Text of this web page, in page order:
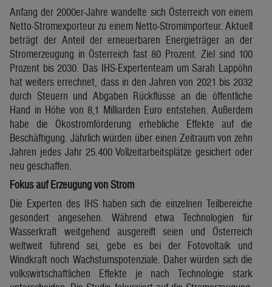
Anfang der 2000er-Jahre wandelte sich Österreich von einem
Netto-Stromexporteur zu einem Netto-Stromimporteur. Aktuell
beträgt der Anteil der erneuerbaren Energieträger an der
Stromerzeugung in Österreich fast 80 Prozent. Ziel sind 100
Prozent bis 2030. Das IHS-Expertenteam um Sarah Lappöhn
hat weiters errechnet, dass in den Jahren von 2021 bis 2032
durch Steuern und Abgaben Rückflüsse an die öffentliche
Hand in Höhe von 8,1 Milliarden Euro entstehen. Außerdem
habe die Ökostromförderung erhebliche Effekte auf die
Beschäftigung. Jährlich würden über einen Zeitraum von zehn
Jahren jedes Jahr 25.400 Vollzeitarbeitsplätze gesichert oder
neu geschaffen.
Fokus auf Erzeugung von Strom
Die Experten des IHS haben sich die einzelnen Teilbereiche
gesondert angesehen. Während etwa Technologien für
Wasserkraft weitgehend ausgereift seien und Österreich
weltweit führend sei, gebe es bei der Fotovoltaik und
Windkraft noch Wachstumspotenziale. Daher würden sich die
volkswirtschaftlichen Effekte je nach Technologie stark